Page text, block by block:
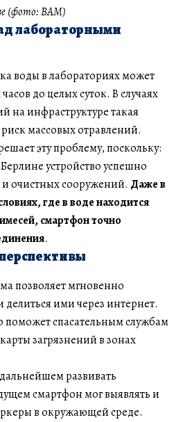
(фото: BAM)
лабораторными
воды в лабораториях может
до целых суток. В случаях
на инфраструктуре такая
массовых отравлений.
эту проблему, поскольку:
устройство успешно
очистных сооружений. Даже в
где в воде находится
смартфон точно
.
позволяет мгновенно
делиться ими через интернет.
спасательным службам
загрязнений в зонах
развивать
смартфон мог выявлять и
в окружающей среде.